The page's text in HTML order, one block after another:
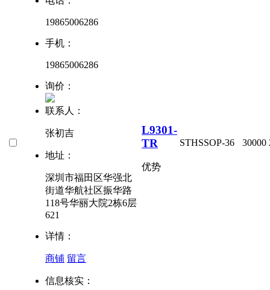
19865006286
手机：
19865006286
询价：
联系人：
张初吉
地址：
深圳市福田区华强北
街道华航社区振华路
118号华丽大院2栋6层
621
详情：
商铺 留言
信息核实：
L9301-
TR
优势
STHSSOP-36 30000